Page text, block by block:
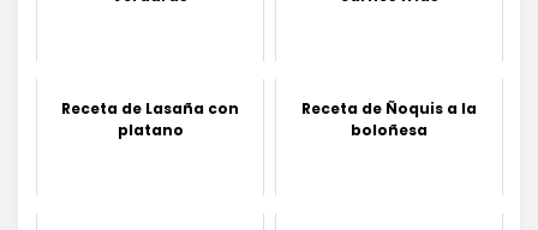
Receta de Lasaña con
platano
Receta de Ñoquis a la
boloñesa